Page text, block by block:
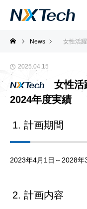
News 女性活躍
2025.04.15
女性活
2024年度実績
1. 計画期間
2023年4月1日～2028年
2. 計画内容